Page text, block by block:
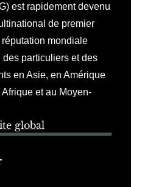
est rapidement devenu
de premier
mondiale
particuliers et des
en Asie, en Amérique
et au Moyen-
global
9h–18h